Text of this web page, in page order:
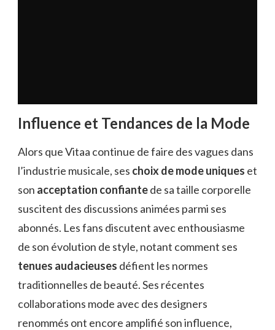
Influence et Tendances de la Mode
Alors que Vitaa continue de faire des vagues dans
l’industrie musicale, ses choix de mode uniques et
son acceptation confiantede sa taille corporelle
suscitent des discussions animées parmi ses
abonnés. Les fans discutent avec enthousiasme
de son évolution de style, notant comment ses
tenues audacieuses défient les normes
traditionnelles de beauté. Ses récentes
collaborations mode avec des designers
renommés ont encore amplifié son influence,